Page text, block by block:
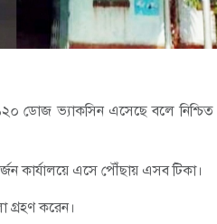
ডোজ ভ্যাকসিন এসেছে বলে
কার্যালয়ে এসে পৌঁছায় এসব টিকা।
গ্রহণ করেন।